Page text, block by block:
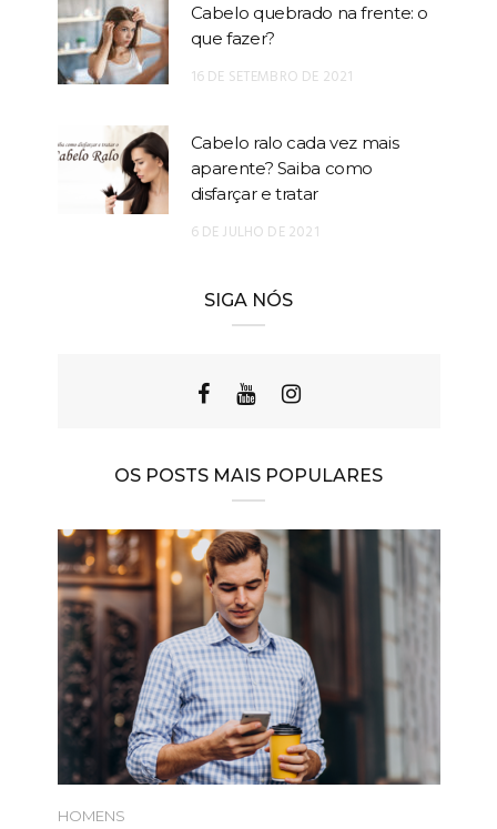
Cabelo quebrado na frente: o
que fazer?
16 DE SETEMBRO DE 2021
Cabelo ralo cada vez mais
aparente? Saiba como
disfarçar e tratar
6 DE JULHO DE 2021
SIGA NÓS
OS POSTS MAIS POPULARES
HOMENS